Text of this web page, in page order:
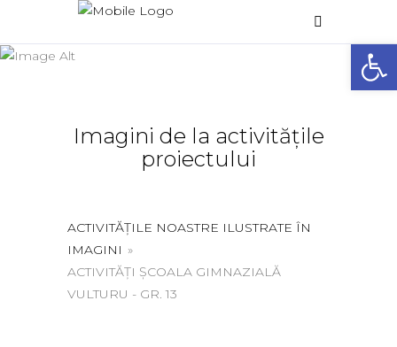
Galerie foto
Imagini de la activitățile
proiectului
ACTIVITĂȚILE NOASTRE ILUSTRATE ÎN
IMAGINI »
ACTIVITĂȚI ȘCOALA GIMNAZIALĂ
VULTURU - GR. 13